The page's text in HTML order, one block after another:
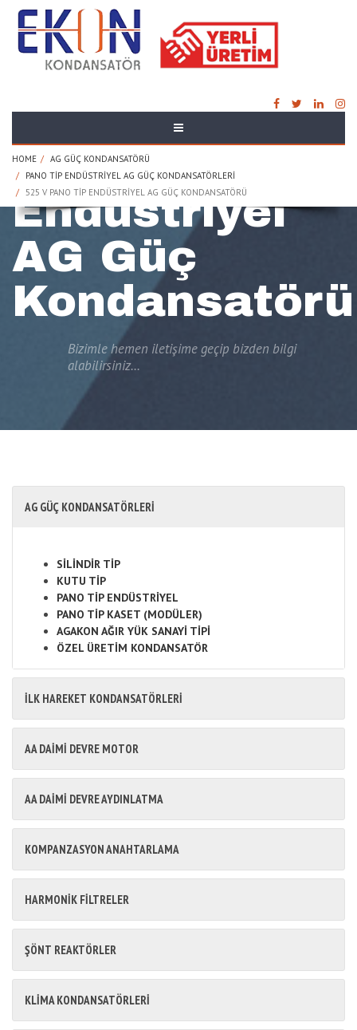
HOME
AG GÜÇ KONDANSATÖRÜ
PANO TIP ENDÜSTRIYEL AG GÜÇ KONDANSATÖRLERI
525 V PANO TIP ENDÜSTRIYEL AG GÜÇ KONDANSATÖRÜ
525 V Pano
Tip
Endüstriyel
AG Güç
Kondansatörü
Bizimle hemen iletişime geçip bizden bilgi
alabilirsiniz...
AG GÜÇ KONDANSATÖRLERİ
SİLİNDİR TİP
KUTU TİP
PANO TİP ENDÜSTRİYEL
PANO TİP KASET (MODÜLER)
AGAKON AĞIR YÜK SANAYİ TİPİ
ÖZEL ÜRETİM KONDANSATÖR
İLK HAREKET KONDANSATÖRLERİ
AA DAİMİ DEVRE MOTOR
AA DAİMİ DEVRE AYDINLATMA
KOMPANZASYON ANAHTARLAMA
HARMONİK FİLTRELER
ŞÖNT REAKTÖRLER
KLİMA KONDANSATÖRLERİ